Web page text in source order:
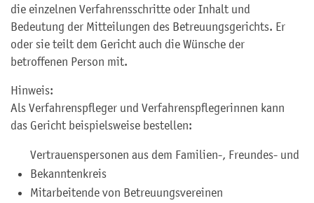
die einzelnen Verfahrensschritte oder Inhalt und
Bedeutung der Mitteilungen des Betreuungsgerichts. Er
oder sie teilt dem Gericht auch die Wünsche der
betroffenen Person mit.
Hinweis:
Als Verfahrenspfleger und Verfahrenspflegerinnen kann
das Gericht beispielsweise bestellen:
Vertrauenspersonen aus dem Familien-, Freundes- und
Bekanntenkreis
Mitarbeitende von Betreuungsvereinen